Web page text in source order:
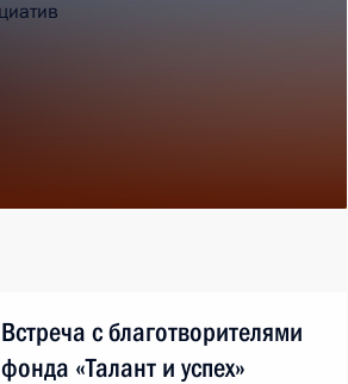
Встреча с благотворителями
фонда «Талант и успех»